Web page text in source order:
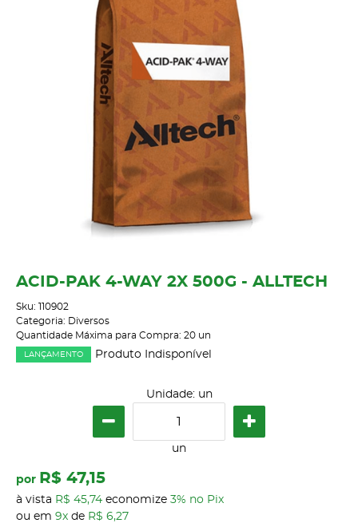
ACID-PAK 4-WAY 2X 500G - ALLTECH
Sku: 110902
Categoria: Diversos
Quantidade Máxima para Compra: 20 un
LANÇAMENTO Produto Indisponível
Unidade: un
un
por R$ 47,15
à vista R$ 45,74 economize 3% no Pix
ou em 9x de R$ 6,27